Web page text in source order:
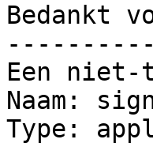
Bedankt
Een
Naam:
Type: